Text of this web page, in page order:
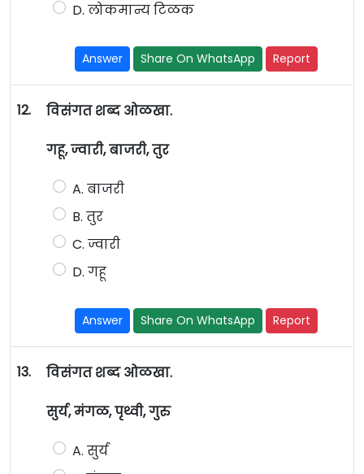
D. लोकमान्य टिळक
Answer Share On WhatsApp Report
12. विसंगत शब्द ओळखा.
गहू, ज्वारी, बाजरी, तुर
A. बाजरी
B. तुर
C. ज्वारी
D. गहू
Answer Share On WhatsApp Report
13. विसंगत शब्द ओळखा.
सुर्य, मंगळ, पृथ्वी, गुरु
A. सुर्य